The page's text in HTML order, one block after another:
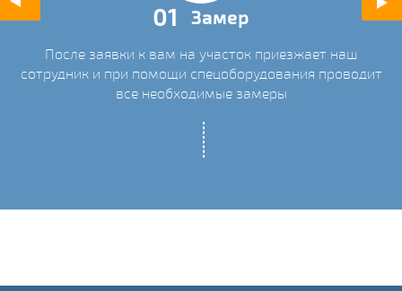
01 Замер
После заявки к вам на участок приезжает наш
сотрудник и при помощи спецоборудования проводит
все необходимые замеры